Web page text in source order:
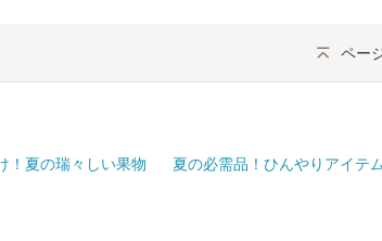
ペー
！夏の瑞々しい果物 夏の必需品！ひんやりアイテム